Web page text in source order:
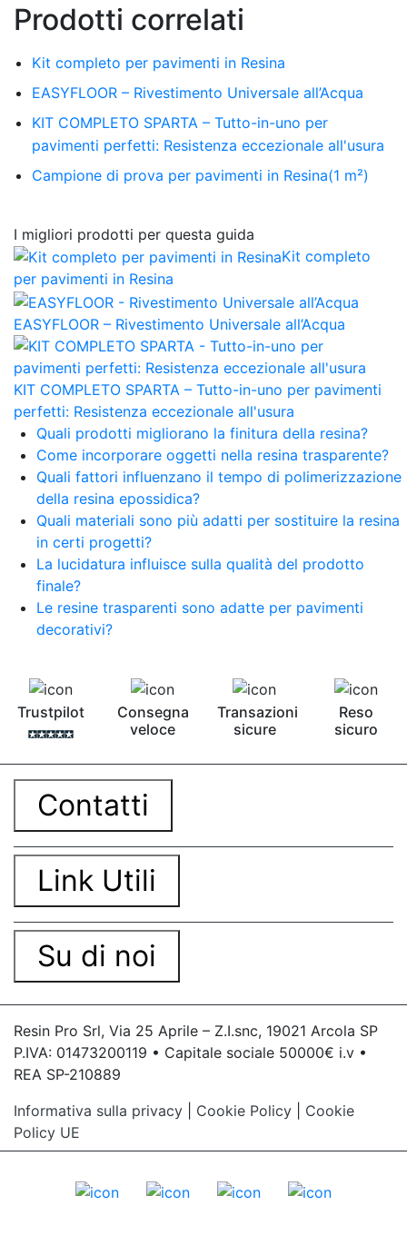
Prodotti correlati
Kit completo per pavimenti in Resina
EASYFLOOR – Rivestimento Universale all’Acqua
KIT COMPLETO SPARTA – Tutto-in-uno per
pavimenti perfetti: Resistenza eccezionale all'usura
Campione di prova per pavimenti in Resina(1 m²)
I migliori prodotti per questa guida
Kit completo
per pavimenti in Resina
EASYFLOOR – Rivestimento Universale all’Acqua
KIT COMPLETO SPARTA – Tutto-in-uno per pavimenti
perfetti: Resistenza eccezionale all'usura
Quali prodotti migliorano la finitura della resina?
Come incorporare oggetti nella resina trasparente?
Quali fattori influenzano il tempo di polimerizzazione
della resina epossidica?
Quali materiali sono più adatti per sostituire la resina
in certi progetti?
La lucidatura influisce sulla qualità del prodotto
finale?
Le resine trasparenti sono adatte per pavimenti
decorativi?
Trustpilot
Consegna
veloce
Transazioni
sicure
Reso
sicuro
Contatti
Link Utili
Su di noi
Resin Pro Srl, Via 25 Aprile – Z.I.snc, 19021 Arcola SP
P.IVA: 01473200119 • Capitale sociale 50000€ i.v •
REA SP-210889
Informativa sulla privacy
Cookie Policy
Cookie
Policy UE